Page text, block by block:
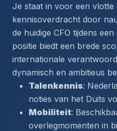
Je staat in voor een
kennisoverdracht door
de huidige CFO tijdens
positie biedt een brede
internationale
dynamisch en ambitieus
Talenkennis:
noties van het Duits
Mobiliteit:
overlegmomenten in